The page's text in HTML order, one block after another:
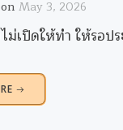
on May 3, 2026
เปิดให้ทำ ให้รอปร